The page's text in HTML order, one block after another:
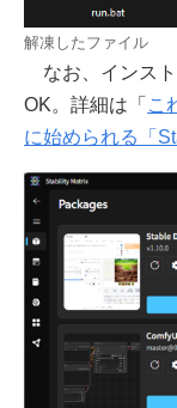
解凍したファイル
なお、インスト
OK。詳細は「 こ
に始められる「